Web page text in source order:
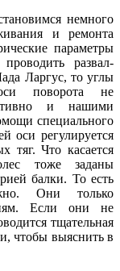
немного
и ремонта
параметры
развал-
Ларгус, то углы
поворота не
и нашими
специального
оси регулируется
тяг. Что касается
тоже заданы
балки. То есть
Они только
Если они не
тщательная
чтобы выяснить в